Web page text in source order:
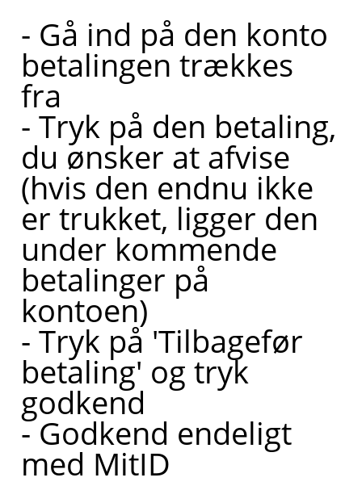
- Gå ind på den konto
betalingen trækkes
fra
- Tryk på den betaling,
du ønsker at afvise
(hvis den endnu ikke
er trukket, ligger den
under kommende
betalinger på
kontoen)
- Tryk på 'Tilbagefør
betaling' og tryk
godkend
- Godkend endeligt
med MitID
sætte dig
i kontakt
med en
af mine
kollegaer,
så du kan
blive
ringet op.
Bliv
ringet
op af
en
kollega